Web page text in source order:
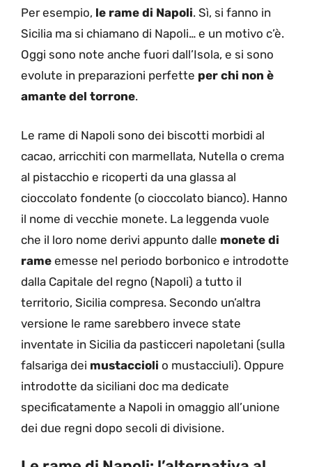
Per esempio, le rame di Napoli. Sì, si fanno in
Sicilia ma si chiamano di Napoli… e un motivo c’è.
Oggi sono note anche fuori dall’Isola, e si sono
evolute in preparazioni perfette per chi non è
amante del torrone.
Le rame di Napoli sono dei biscotti morbidi al
cacao, arricchiti con marmellata, Nutella o crema
al pistacchio e ricoperti da una glassa al
cioccolato fondente (o cioccolato bianco). Hanno
il nome di vecchie monete. La leggenda vuole
che il loro nome derivi appunto dalle monete di
rame emesse nel periodo borbonico e introdotte
dalla Capitale del regno (Napoli) a tutto il
territorio, Sicilia compresa. Secondo un’altra
versione le rame sarebbero invece state
inventate in Sicilia da pasticceri napoletani (sulla
falsariga dei mustaccioli o mustacciuli). Oppure
introdotte da siciliani doc ma dedicate
specificatamente a Napoli in omaggio all’unione
dei due regni dopo secoli di divisione.